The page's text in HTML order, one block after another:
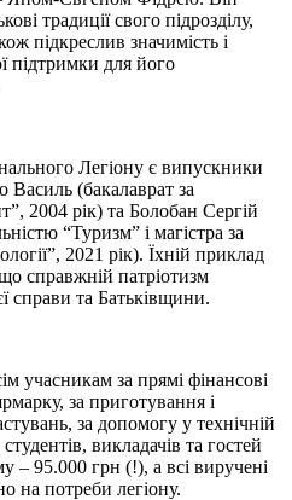
традиції свого підрозділу,
підкреслив значимість і
підтримки для його
Легіону є випускники
Василь (бакалаврат за
2004 рік) та Болобан Сергій
“Туризм” і магістра за
2021 рік). Їхній приклад
справжній патріотизм
справи та Батьківщини.
учасникам за прямі фінансові
за приготування і
за допомогу у технічній
викладачів та гостей
– 95.000 грн (!), а всі виручені
на потреби легіону.